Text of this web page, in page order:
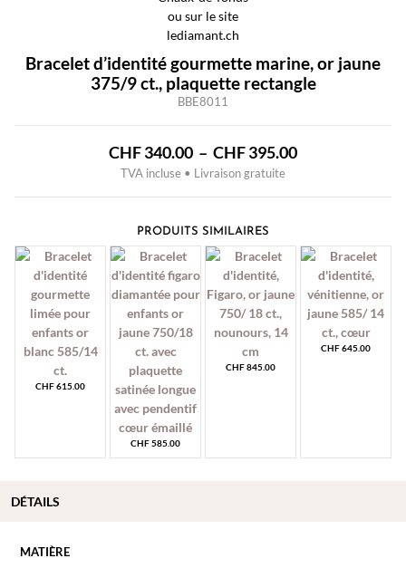
Bracelet d’identité gourmette marine, or jaune
375/9 ct., plaquette rectangle
BBE8011
CHF340.00 – CHF395.00Plage
prix :
à
CHF 395.00
TVA incluse • Livraison gratuite
PRODUITS SIMILAIRES
CHF615.00
CHF585.00
CHF845.00
CHF645.00
MATIÈRE
DÉTAILS